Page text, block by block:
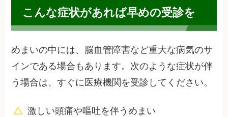
こんな症状があれば早めの受診を
めまいの中には、脳血管障害など重大な病気のサ
インである場合もあります。次のような症状が伴
う場合は、すぐに医療機関を受診してください。
激しい頭痛や嘔吐を伴うめまい